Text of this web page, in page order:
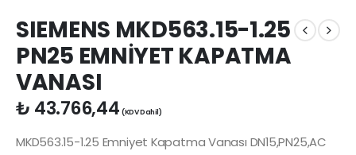
SIEMENS MKD563.15-1.25
PN25 EMNİYET KAPATMA
VANASI
₺ 43.766,44 (KDV Dahil)
MKD563.15-1.25 Emniyet Kapatma Vanası DN15,PN25,AC